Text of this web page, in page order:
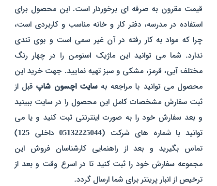
قیمت مقرون به صرفه ای برخوردار است. این محصول برای
استفاده در مدرسه، دفتر کار و خانه مناسب و کاربردی است،
چرا که مواد به کار رفته در آن غیر سمی است و بوی تندی
ندارد. شما می توانید این ماژیک اسنومن را در چهار رنگ
مختلف آبی، قرمز، مشکی و سبز تهیه نمایید. جهت خرید این
محصول می توانید با مراجعه بهسایت اچسون شاپقبل از
ثبت سفارش مشخصات کامل این محصول را در سایت ببینید
و بعد سفارش خود را به صورت اینترنتی ثبت کنید و یا می
توانید با شماره های شرکت (05132225044داخلی 125
)
تماس بگیرید و بعد از راهنمایی کارشناسان فروش این
مجموعه سفارش خود را ثبت کنید تا در اسرع وقت و بعد از
ترخیص از انبار پرینتر برای شما ارسال گردد.